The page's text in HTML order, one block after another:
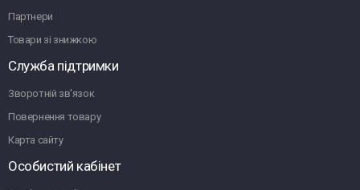
Партнери
Товари зі знижкою
Служба підтримки
Зворотній зв'язок
Повернення товару
Карта сайту
Особистий кабінет